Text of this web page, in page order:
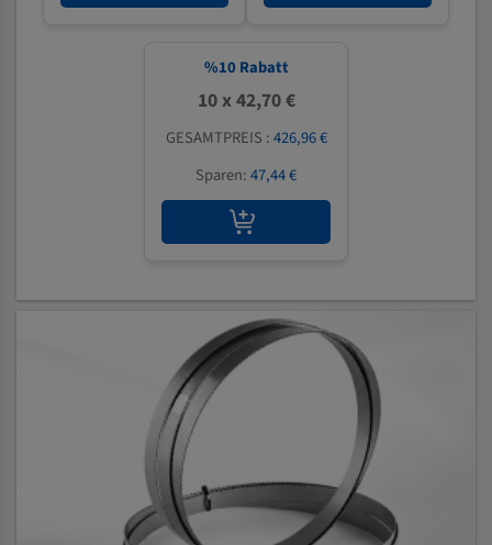
%10 Rabatt
10 x 42,70 €
GESAMTPREIS :426,96 €
Sparen:47,44 €